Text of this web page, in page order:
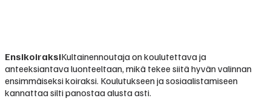
EnsikoiraksiKultainennoutaja on koulutettava ja
anteeksiantava luonteeltaan, mikä tekee siitä hyvän valinnan
ensimmäiseksi koiraksi. Koulutukseen ja sosiaalistamiseen
kannattaa silti panostaa alusta asti.